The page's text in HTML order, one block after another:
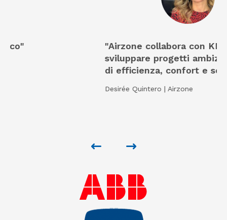
"Airzone collabora con KNX per
sviluppare progetti ambiziosi in termini
di efficienza, confort e sostenibililità."
Desirée Quintero | Airzone